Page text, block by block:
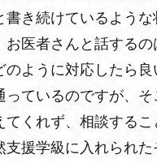
書き続けているよう
お医者さんと話する
のように対応したら
っているのですが、
てくれず、相談する
支援学級に入れられた